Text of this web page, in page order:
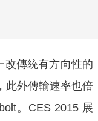
改傳統有方向性的
此外傳輸速率也倍
。CES 2015 展